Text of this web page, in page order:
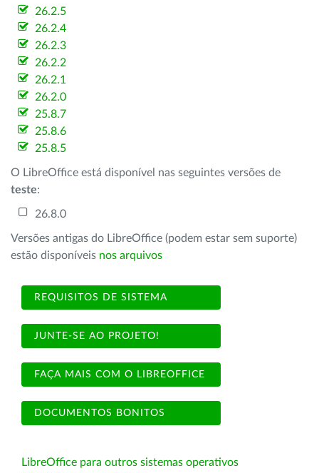
26.2.5
26.2.4
26.2.3
26.2.2
26.2.1
26.2.0
25.8.7
25.8.6
25.8.5
O LibreOffice está disponível nas seguintes versões de
teste:
26.8.0
Versões antigas do LibreOffice (podem estar sem suporte)
estão disponíveis nos arquivos
REQUISITOS DE SISTEMA
JUNTE-SE AO PROJETO!
FAÇA MAIS COM O LIBREOFFICE
DOCUMENTOS BONITOS
LibreOffice para outros sistemas operativos